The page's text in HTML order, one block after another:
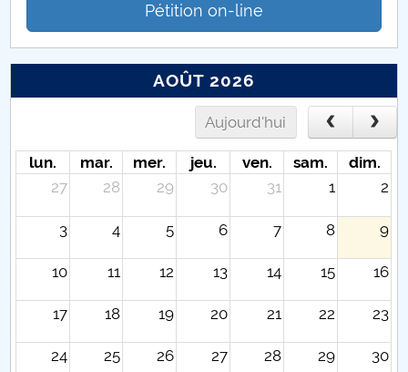
Pétition on-line
AOÛT 2026
Aujourd'hui
lun. mar. mer. jeu. ven. sam.
dim.
27
28 29 30 31 1 2
3 4 5 6 7 8 9
10 11 12 13 14 15 16
17 18 19 20 21 22 23
24 25 26 27 28 29 30